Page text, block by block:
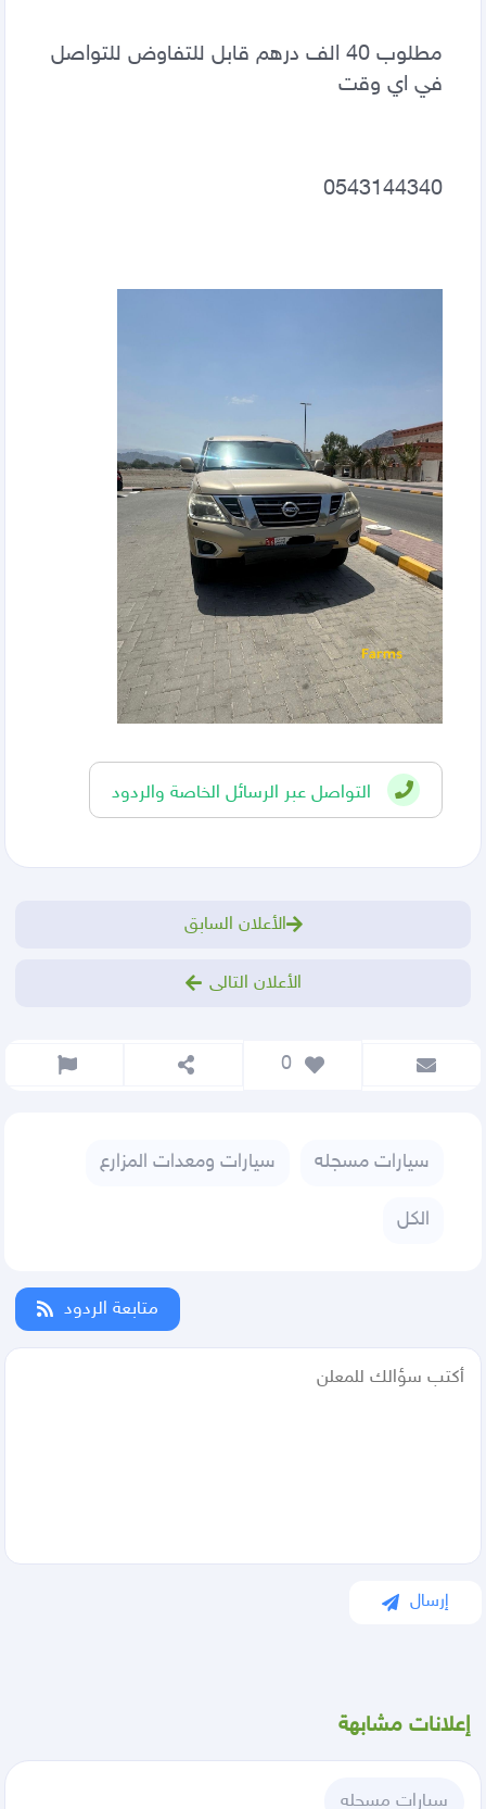
إعلانات مشابهة
في اي وقت
0543144340
التواصل عبر الرسائل الخاصة والردود
الأعلان السابق
الأعلان التالى
سيارات مسجله سيارات ومعدات المزارع
الكل
متابعة الردود
إرسال
سيارات مسجله